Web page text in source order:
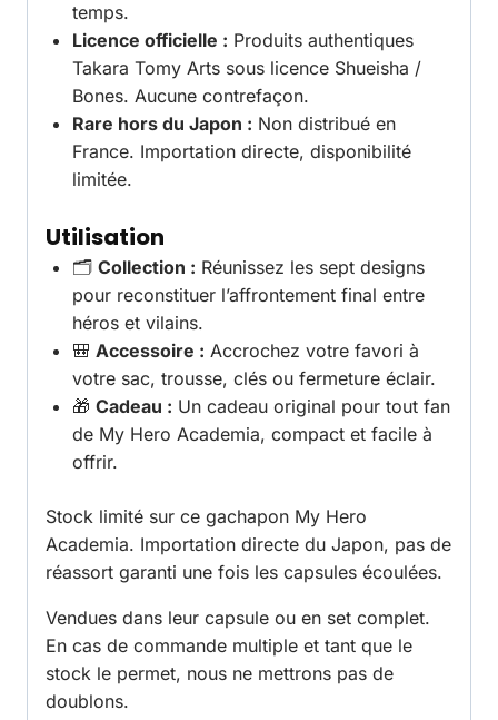
temps.
Licence officielle : Produits authentiques
Takara Tomy Arts sous licence Shueisha /
Bones. Aucune contrefaçon.
Rare hors du Japon : Non distribué en
France. Importation directe, disponibilité
limitée.
Utilisation
🗂️ Collection : Réunissez les sept designs
pour reconstituer l’affrontement final entre
héros et vilains.
🎒 Accessoire : Accrochez votre favori à
votre sac, trousse, clés ou fermeture éclair.
🎁 Cadeau : Un cadeau original pour tout fan
de My Hero Academia, compact et facile à
offrir.
Stock limité sur ce gachapon My Hero
Academia. Importation directe du Japon, pas de
réassort garanti une fois les capsules écoulées.
Vendues dans leur capsule ou en set complet.
En cas de commande multiple et tant que le
stock le permet, nous ne mettrons pas de
doublons.